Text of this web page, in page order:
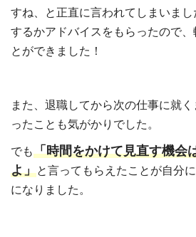
すね、と正直に言われてしまいま
するかアドバイスをもらったので、
とができました！
また、退職してから次の仕事に就
ったことも気がかりでした。
でも「時間をかけて見直す機会
よ」と言ってもらえたことが自分
になりました。